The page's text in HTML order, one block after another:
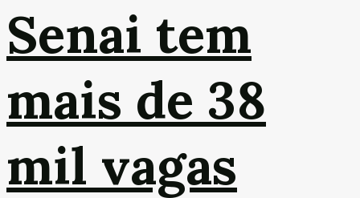
Senai tem
mais de 38
mil vagas